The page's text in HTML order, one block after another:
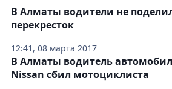
12:41, 08 марта 2017
В Алматы водители не
перекресток
В Алматы водитель
Nissan сбил мотоциклиста